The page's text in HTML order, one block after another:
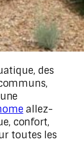
des
allez-
confort,
toutes les